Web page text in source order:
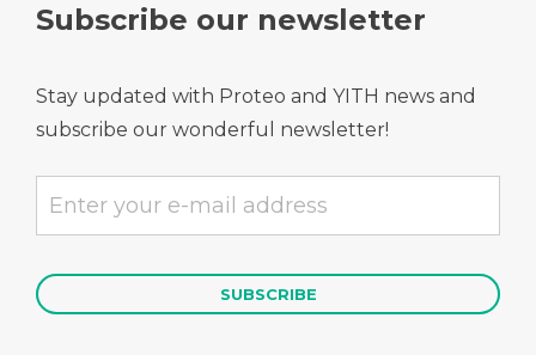
Subscribe our newsletter
Stay updated with Proteo and YITH news and
subscribe our wonderful newsletter!